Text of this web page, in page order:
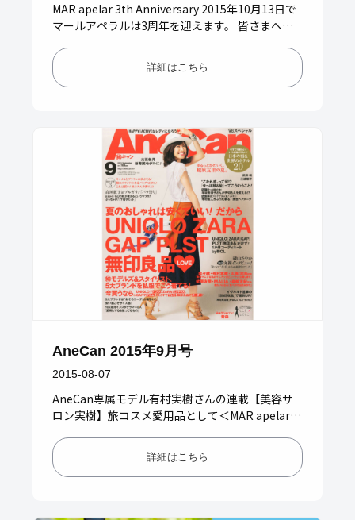
MAR apelar 3th Anniversary 2015年10月13日で
マールアペラルは3周年を迎えます。 皆さまへの
詳細はこちら
AneCan 2015年9月号
2015-08-07
AneCan専属モデル有村実樹さんの連載【美容サ
ロン実樹】旅コスメ愛用品として＜MAR apelarオ
（AneCan9…
詳細はこちら